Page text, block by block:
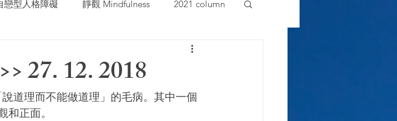
戀型人格障礙 靜觀 Mindfulness 2021 column
27. 12. 2018
道理而不能做道理」的毛病。其中一個
正面。